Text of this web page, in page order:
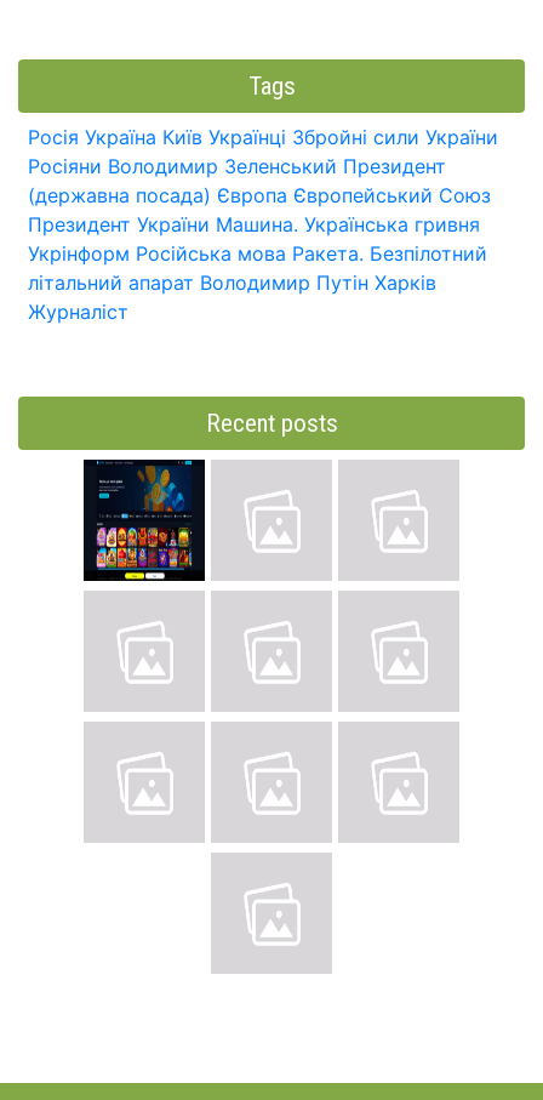
Tags
Росія Україна Київ Українці Збройні сили України
Росіяни Володимир Зеленський Президент
(державна посада) Європа Європейський Союз
Президент України Машина. Українська гривня
Укрінформ Російська мова Ракета. Безпілотний
літальний апарат Володимир Путін Харків
Журналіст
Recent posts